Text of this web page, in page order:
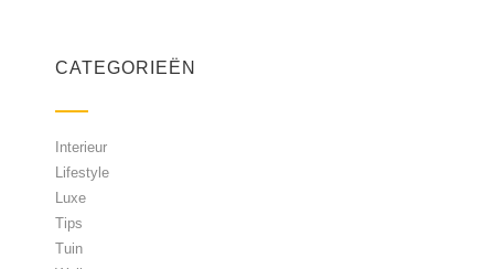
CATEGORIEËN
Interieur
Lifestyle
Luxe
Tips
Tuin